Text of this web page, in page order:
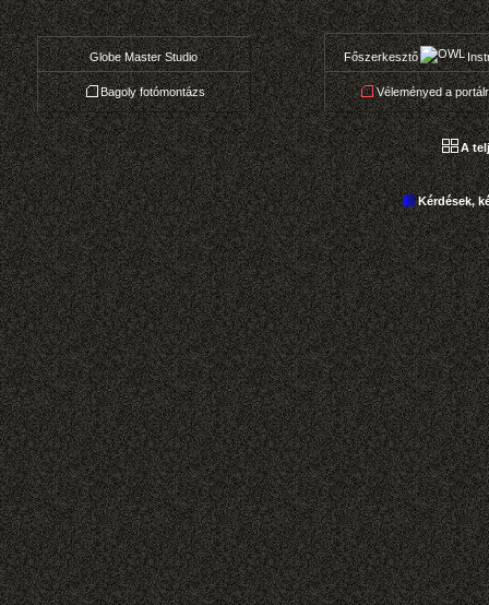
Globe Master Studio Főszerkesztő
Bagoly fotómontázs Véleményed a
A
Kérdések,